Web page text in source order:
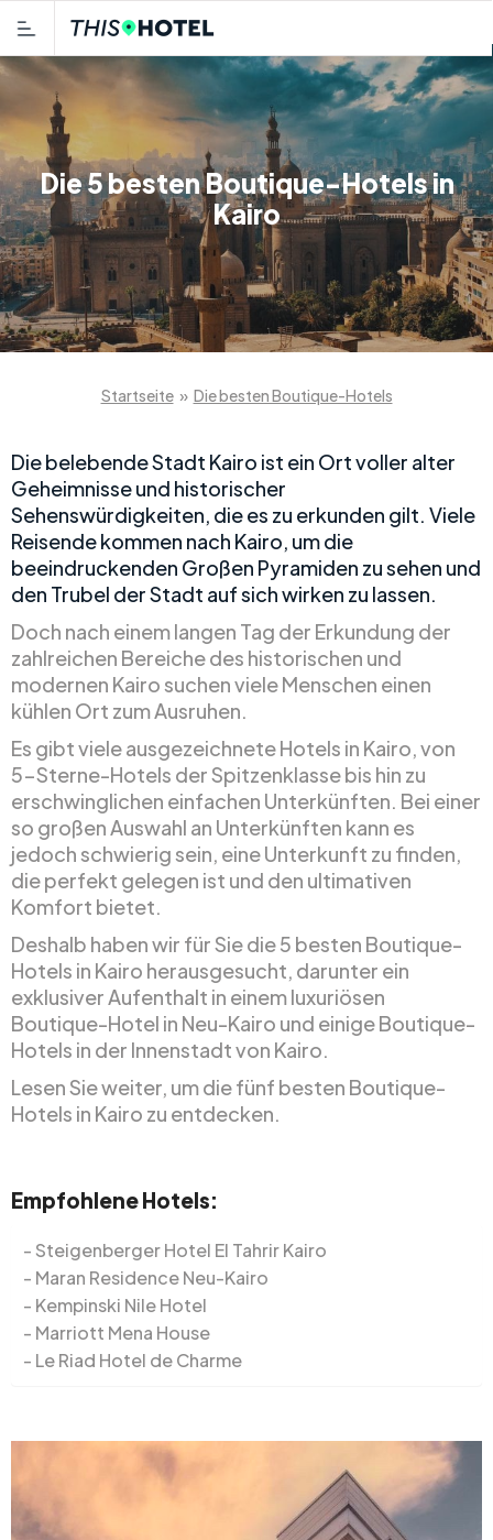
Die 5 besten Boutique-Hotels in
Kairo
Startseite » Die besten Boutique-Hotels
Die belebende Stadt Kairo ist ein Ort voller alter
Geheimnisse und historischer
Sehenswürdigkeiten, die es zu erkunden gilt. Viele
Reisende kommen nach Kairo, um die
beeindruckenden Großen Pyramiden zu sehen und
den Trubel der Stadt auf sich wirken zu lassen.
Doch nach einem langen Tag der Erkundung der
zahlreichen Bereiche des historischen und
modernen Kairo suchen viele Menschen einen
kühlen Ort zum Ausruhen.
Es gibt viele ausgezeichnete Hotels in Kairo, von
5-Sterne-Hotels der Spitzenklasse bis hin zu
erschwinglichen einfachen Unterkünften. Bei einer
so großen Auswahl an Unterkünften kann es
jedoch schwierig sein, eine Unterkunft zu finden,
die perfekt gelegen ist und den ultimativen
Komfort bietet.
Deshalb haben wir für Sie die 5 besten Boutique-
Hotels in Kairo herausgesucht, darunter ein
exklusiver Aufenthalt in einem luxuriösen
Boutique-Hotel in Neu-Kairo und einige Boutique-
Hotels in der Innenstadt von Kairo.
Lesen Sie weiter, um die fünf besten Boutique-
Hotels in Kairo zu entdecken.
Empfohlene Hotels:
Steigenberger Hotel El Tahrir Kairo
Maran Residence Neu-Kairo
Kempinski Nile Hotel
Marriott Mena House
Le Riad Hotel de Charme